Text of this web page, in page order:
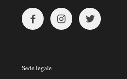
Sede legale